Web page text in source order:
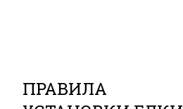
ПРАВИЛА